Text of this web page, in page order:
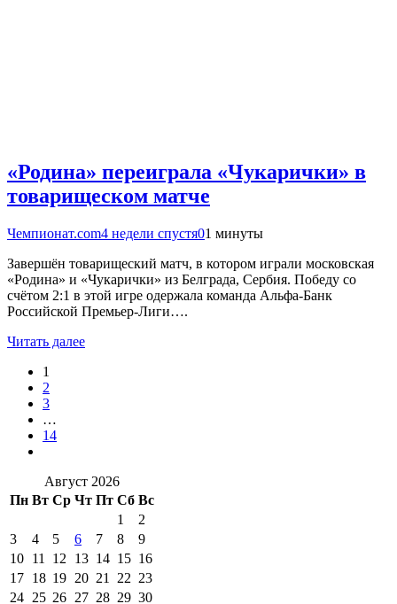
«Родина» переиграла «Чукарички» в
товарищеском матче
Чемпионат.com4 недели спустя01 минуты
Завершён товарищеский матч, в котором играли московская
«Родина» и «Чукарички» из Белграда, Сербия. Победу со
счётом 2:1 в этой игре одержала команда Альфа-Банк
Российской Премьер-Лиги….
Читать далее
1
2
3
…
14
Август 2026
Пн Вт Ср Чт Пт Сб Вс
1
2
3
4 5 6 7 8
9
10 11 12 13 14 15 16
17 18 19 20 21 22 23
24 25 26 27 28 29 30